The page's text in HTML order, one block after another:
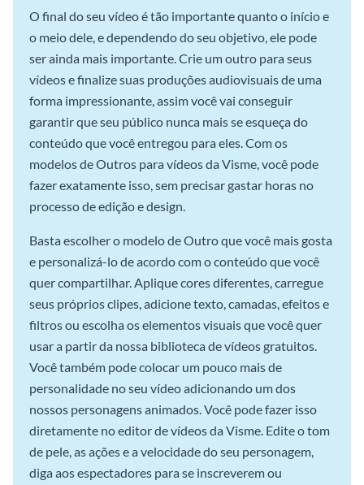
O final do seu vídeo é tão importante quanto o início e
o meio dele, e dependendo do seu objetivo, ele pode
ser ainda mais importante. Crie um outro para seus
vídeos e finalize suas produções audiovisuais de uma
forma impressionante, assim você vai conseguir
garantir que seu público nunca mais se esqueça do
conteúdo que você entregou para eles. Com os
modelos de Outros para vídeos da Visme, você pode
fazer exatamente isso, sem precisar gastar horas no
processo de edição e design.
Basta escolher o modelo de Outro que você mais gosta
e personalizá-lo de acordo com o conteúdo que você
quer compartilhar. Aplique cores diferentes, carregue
seus próprios clipes, adicione texto, camadas, efeitos e
filtros ou escolha os elementos visuais que você quer
usar a partir da nossa biblioteca de vídeos gratuitos.
Você também pode colocar um pouco mais de
personalidade no seu vídeo adicionando um dos
nossos personagens animados. Você pode fazer isso
diretamente no editor de vídeos da Visme. Edite o tom
de pele, as ações e a velocidade do seu personagem,
diga aos espectadores para se inscreverem ou